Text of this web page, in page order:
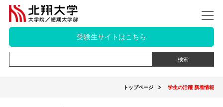
受験生サイトはこちら
トップページ 学生の活躍 新着情報